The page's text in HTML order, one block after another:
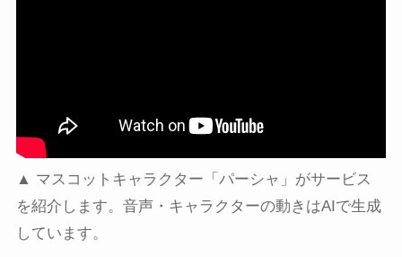
▲ マスコットキャラクター「パーシャ」がサービス
を紹介します。音声・キャラクターの動きはAIで生成
しています。